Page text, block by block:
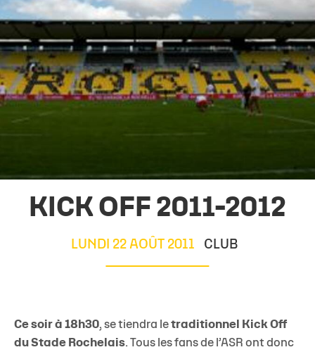
KICK OFF 2011-2012
LUNDI 22 AOÛT 2011 CLUB
Ce soir à 18h30, se tiendra le traditionnel Kick Off
du Stade Rochelais. Tous les fans de l’ASR ont donc